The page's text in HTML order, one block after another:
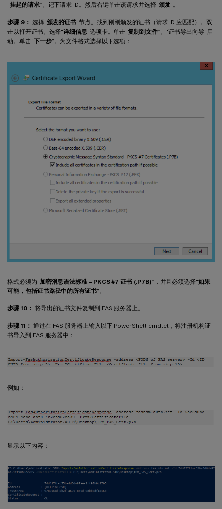
“挂起的请求”。记下请求 ID。然后右键单击该请求并选择“颁发”。
步骤 9： 选择“颁发的证书”节点。找到刚刚颁发的证书（请求 ID 应匹配）。双
击以打开证书。选择“详细信息”选项卡。单击“复制到文件”。“证书导出向导”启
动。单击“下一步”。为文件格式选择以下选项：
格式必须为“加密消息语法标准 – PKCS #7 证书 (.P7B)”，并且必须选择“如果
可能，包括证书路径中的所有证书”。
步骤 10： 将导出的证书文件复制到 FAS 服务器上。
步骤 11： 通过在 FAS 服务器上输入以下 PowerShell cmdlet，将注册机构证
书导入到 FAS 服务器中：
例如：
显示以下内容：